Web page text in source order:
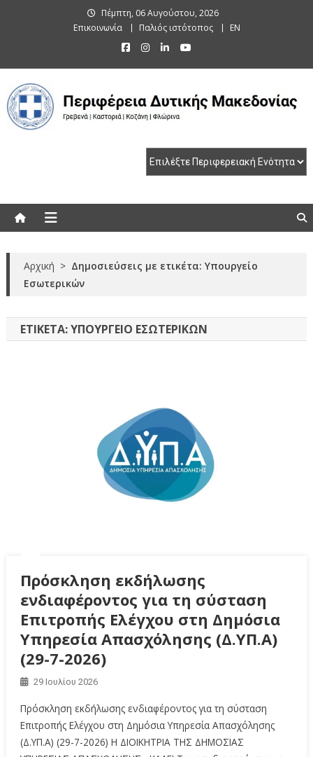
Πέμπτη, 06 Αυγούστου, 2026
Επικοινωνία
Παλιός ιστότοπος EN
Αρχική > Δημοσιεύσεις με ετικέτα: Υπουργείο
Εσωτερικών
ΕΤΙΚΈΤΑ:ΥΠΟΥΡΓΕΊΟ ΕΣΩΤΕΡΙΚΏΝ
Πρόσκληση εκδήλωσης
ενδιαφέροντος για τη σύσταση
Επιτροπής Ελέγχου στη Δημόσια
Υπηρεσία Απασχόλησης (Δ.ΥΠ.Α)
(29-7-2026)
29 Ιουλίου 2026
Πρόσκληση εκδήλωσης ενδιαφέροντος για τη σύσταση
Επιτροπής Ελέγχου στη Δημόσια Υπηρεσία Απασχόλησης
(Δ.ΥΠ.Α) (29-7-2026) Η ΔΙΟΙΚΗΤΡΙΑ ΤΗΣ ΔΗΜΟΣΙΑΣ